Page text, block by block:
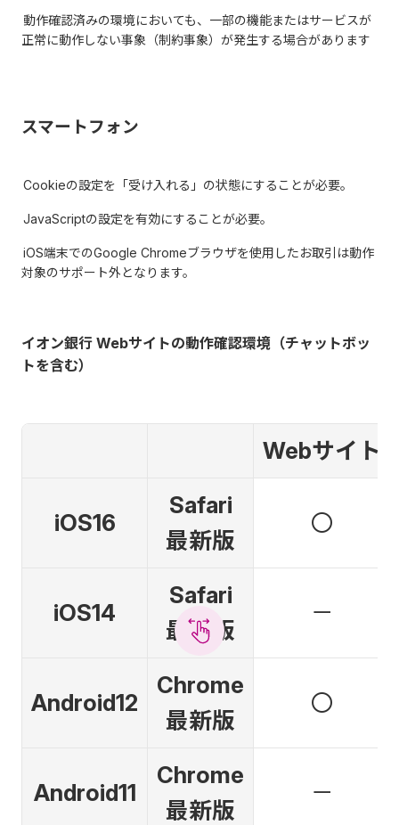
動作確認済みの環境においても、一部の機能またはサービスが
正常に動作しない事象（制約事象）が発生する場合があります
スマートフォン
Cookieの設定を「受け入れる」の状態にすることが必要。
JavaScriptの設定を有効にすることが必要。
iOS端末でのGoogle Chromeブラウザを使用したお取引は動作
対象のサポート外となります。
イオン銀行 Webサイトの動作確認環境（チャットボッ
トを含む）
Webサイト
iOS16
Safari
最新版
〇
iOS14
Safari
最新版
－
Android12
Chrome
最新版
〇
Android11
Chrome
最新版
－